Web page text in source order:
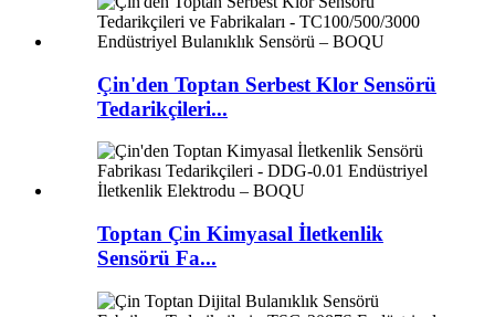
Çin'den Toptan Serbest Klor Sensörü
Tedarikçileri...
Toptan Çin Kimyasal İletkenlik
Sensörü Fa...